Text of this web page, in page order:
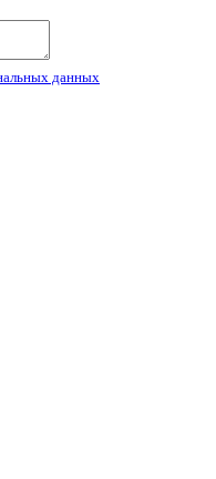
данных